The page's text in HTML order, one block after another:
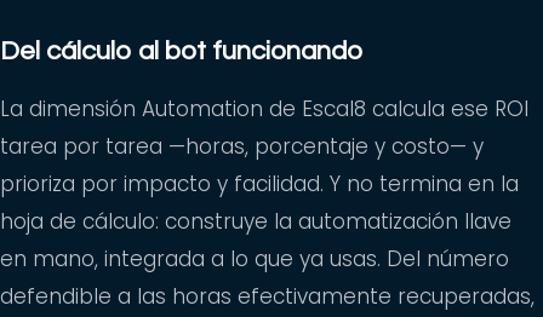
Del cálculo al bot funcionando
La dimensión Automation de Escal8 calcula ese ROI
tarea por tarea —horas, porcentaje y costo— y
prioriza por impacto y facilidad. Y no termina en la
hoja de cálculo: construye la automatización llave
en mano, integrada a lo que ya usas. Del número
defendible a las horas efectivamente recuperadas,